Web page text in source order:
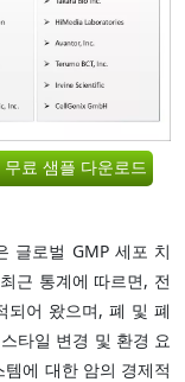
무료 샘플 다운로드
글로벌 GMP 세포 치
근 통계에 따르면, 전
되어 왔으며, 폐 및 폐
타일 변경 및 환경 요
에 대한 암의 경제적